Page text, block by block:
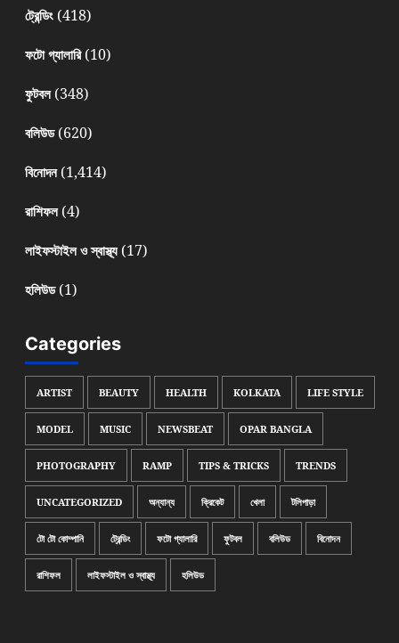
ট্রেন্ডিং(418)
ফটো গ্যালারি(10)
ফুটবল(348)
বলিউড(620)
বিনোদন(1,414)
রাশিফল(4)
লাইফস্টাইল ও স্বাস্থ্য(17)
হলিউড(1)
Categories
ARTIST BEAUTY HEALTH KOLKATA LIFE STYLE
MODEL MUSIC NEWSBEAT OPAR BANGLA
PHOTOGRAPHY RAMP TIPS & TRICKS TRENDS
UNCATEGORIZED অন্যান্য ক্রিকেট খেলা টলিপাড়া
টো টো কোম্পানি ট্রেন্ডিং ফটো গ্যালারি ফুটবল বলিউড বিনোদন
রাশিফল লাইফস্টাইল ও স্বাস্থ্য হলিউড